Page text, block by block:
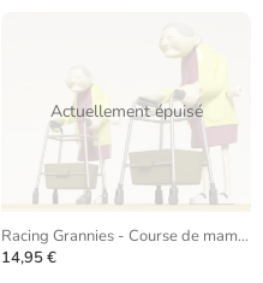
Actuellement épuisé
Racing Grannies - Course de mamies
14,95 €